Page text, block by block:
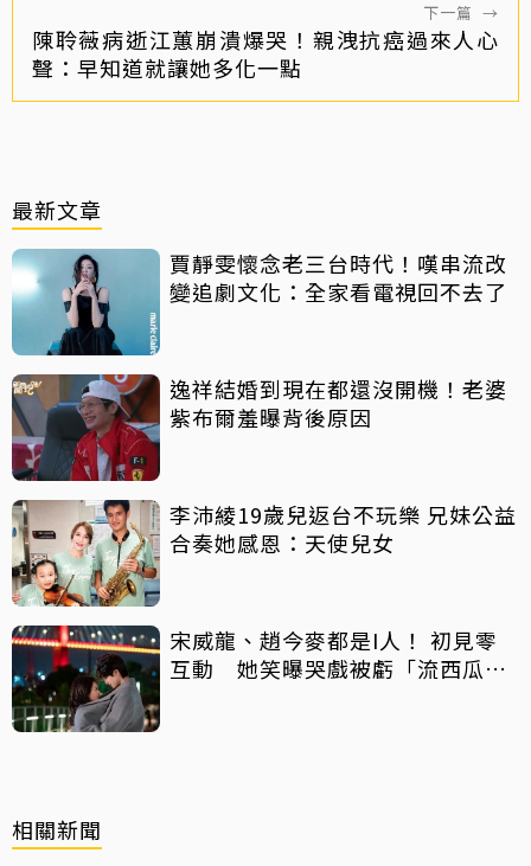
下一篇 →
陳聆薇病逝江蕙崩潰爆哭！親洩抗癌過來人心
聲：早知道就讓她多化一點
最新文章
賈靜雯懷念老三台時代！嘆串流改
變追劇文化：全家看電視回不去了
逸祥結婚到現在都還沒開機！老婆
紫布爾羞曝背後原因
李沛綾19歲兒返台不玩樂 兄妹公益
合奏她感恩：天使兒女
宋威龍、趙今麥都是I人！ 初見零
互動 她笑曝哭戲被虧「流西瓜
相關新聞